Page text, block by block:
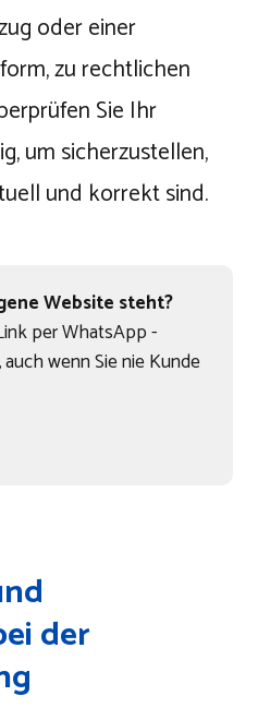
oder einer
zu rechtlichen
Sie Ihr
um sicherzustellen,
und korrekt sind.
Website steht?
per WhatsApp -
wenn Sie nie Kunde
der